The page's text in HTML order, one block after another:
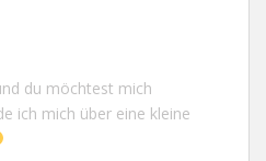
du möchtest mich
ich mich über eine kleine